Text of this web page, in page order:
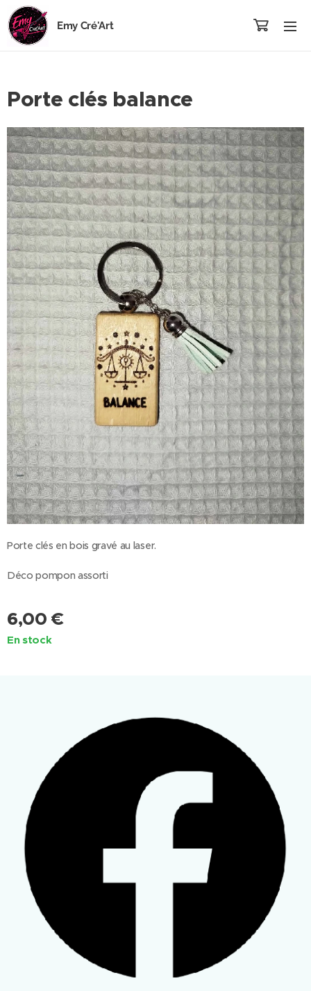
Emy Cré'Art
Porte clés balance
Porte clés en bois gravé au laser.
Déco pompon assorti
6,00 €
En stock